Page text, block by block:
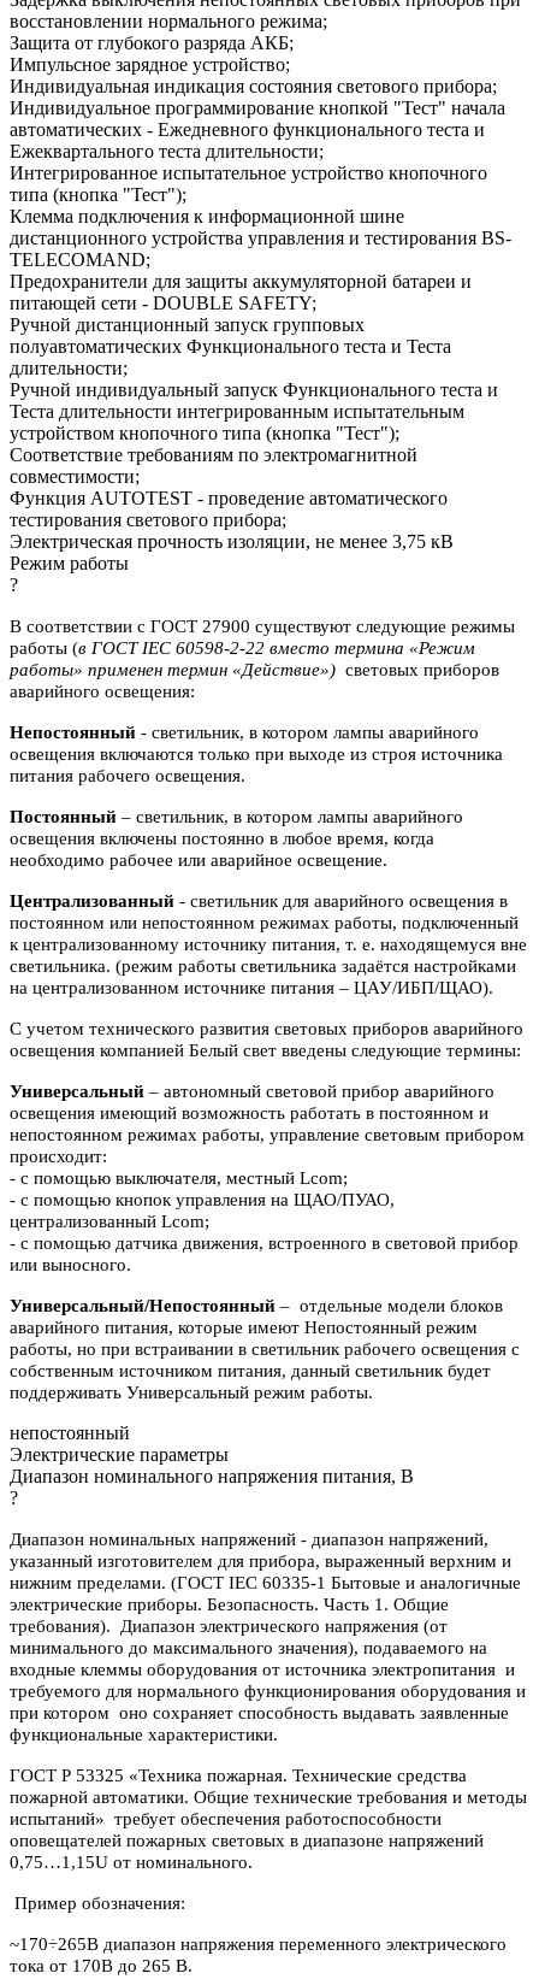
восстановлении нормального режима;
Защита от глубокого разряда АКБ;
Импульсное зарядное устройство;
Индивидуальная индикация состояния светового прибора;
Индивидуальное программирование кнопкой "Тест" начала
автоматических - Ежедневного функционального теста и
Ежеквартального теста длительности;
Интегрированное испытательное устройство кнопочного
типа (кнопка "Тест");
Клемма подключения к информационной шине
дистанционного устройства управления и тестирования BS-
TELECOMAND;
Предохранители для защиты аккумуляторной батареи и
питающей сети - DOUBLE SAFETY;
Ручной дистанционный запуск групповых
полуавтоматических Функционального теста и Теста
длительности;
Ручной индивидуальный запуск Функционального теста и
Теста длительности интегрированным испытательным
устройством кнопочного типа (кнопка "Тест");
Соответствие требованиям по электромагнитной
совместимости;
Функция AUTOTEST - проведение автоматического
тестирования светового прибора;
Электрическая прочность изоляции, не менее 3,75 кВ
Режим работы
?
В соответствии с ГОСТ 27900 существуют следующие режимы
работы (в ГОСТ IEC 60598-2-22 вместо термина «Режим
работы» применен термин «Действие») световых приборов
аварийного освещения:
Непостоянный - светильник, в котором лампы аварийного
освещения включаются только при выходе из строя источника
питания рабочего освещения.
Постоянный – светильник, в котором лампы аварийного
освещения включены постоянно в любое время, когда
необходимо рабочее или аварийное освещение.
Централизованный - светильник для аварийного освещения в
постоянном или непостоянном режимах работы, подключенный
к централизованному источнику питания, т. е. находящемуся вне
светильника. (режим работы светильника задаётся настройками
на централизованном источнике питания – ЦАУ/ИБП/ЩАО).
С учетом технического развития световых приборов аварийного
освещения компанией Белый свет введены следующие термины:
Универсальный – автономный световой прибор аварийного
освещения имеющий возможность работать в постоянном и
непостоянном режимах работы, управление световым прибором
происходит:
- с помощью выключателя, местный Lcom;
- с помощью кнопок управления на ЩАО/ПУАО,
централизованный Lcom;
- с помощью датчика движения, встроенного в световой прибор
или выносного.
Универсальный/Непостоянный – отдельные модели блоков
аварийного питания, которые имеют Непостоянный режим
работы, но при встраивании в светильник рабочего освещения с
собственным источником питания, данный светильник будет
поддерживать Универсальный режим работы.
непостоянный
Электрические параметры
Диапазон номинального напряжения питания, В
?
Диапазон номинальных напряжений - диапазон напряжений,
указанный изготовителем для прибора, выраженный верхним и
нижним пределами. (ГОСТ IEC 60335-1 Бытовые и аналогичные
электрические приборы. Безопасность. Часть 1. Общие
требования). Диапазон электрического напряжения (от
минимального до максимального значения), подаваемого на
входные клеммы оборудования от источника электропитания и
требуемого для нормального функционирования оборудования и
при котором оно сохраняет способность выдавать заявленные
функциональные характеристики.
ГОСТ Р 53325 «Техника пожарная. Технические средства
пожарной автоматики. Общие технические требования и методы
испытаний» требует обеспечения работоспособности
оповещателей пожарных световых в диапазоне напряжений
0,75…1,15U от номинального.
Пример обозначения:
~170÷265В диапазон напряжения переменного электрического
тока от 170В до 265 В.